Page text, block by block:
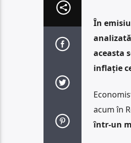
În
aceasta
inflație
acum în
într-un